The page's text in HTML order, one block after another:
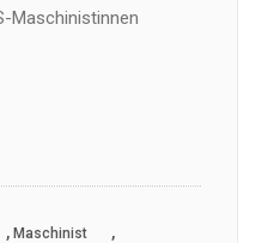
Maschinistinnen
, Maschinist ,